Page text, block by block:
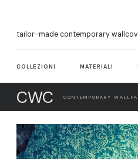
tailor-made contemporary
COLLEZIONI MATERIALI
CWC CONTEMPORARY